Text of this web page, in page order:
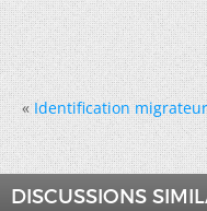
« Identification migrateur
DISCUSSIONS